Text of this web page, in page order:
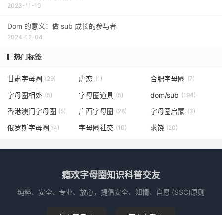
2023-11-19
Dom 的意义：做 sub 成长的参与者
2024-12-04
热门标签
甘肃字母圈 (29) 虐恋 (1) 合肥字母圈 (7)
字母圈相处 (5) 字母圈道具 (5) dom/sub (194)
香港澳门字母圈 (5) 广西字母圈 (28) 字母圈启蒙 (3)
俄罗斯字母圈 (4) 字母圈社交 (10) 求饶 (20)
瘾欢字母圈知识科普交友
纯粹、安全、专业、放心，提倡安全、知情、自愿 (SSC)原则